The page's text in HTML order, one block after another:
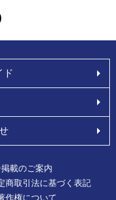
ド
載のご案内
商取引法に基づく表記
作権について